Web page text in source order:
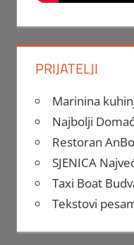
PRIJATELJI
Marinina
Najbolji
Restoran
SJENICA
Taxi Boat
Tekstovi